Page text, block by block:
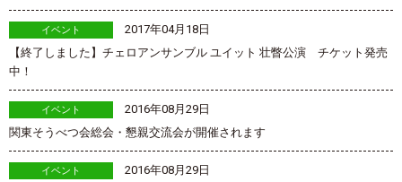
イベント
2017年04月18日
【終了しました】チェロアンサンブル ユイット 壮瞥公演 チケット発売
中！
イベント
2016年08月29日
関東そうべつ会総会・懇親交流会が開催されます
イベント
2016年08月29日